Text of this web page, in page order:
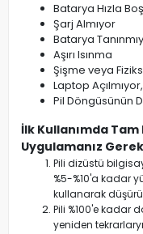
Batarya Hızla
Şarj Almıyor
Batarya
Aşırı Isınma
Şişme veya
Laptop
Pil Döngüsünün
İlk Kullanımda
Uygulamanız
Pili dizüstü
%5-%10'a kadar
kullanarak
Pili %100'e kadar
yeniden